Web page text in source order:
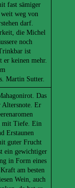
fast sämiger
weg von
darf.
die Michel
noch
ist
er keinen mehr.
Martin Sutter.
Das
Altersnote. Er
mit Tiefe. Ein
Erstaunen
guter Frucht
ein gewichtiger
in Form eines
am besten
Wein, auch